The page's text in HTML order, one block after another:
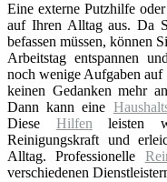
Eine externe Putzhilfe
auf Ihren Alltag aus. Da
befassen müssen, können
Arbeitstag entspannen
noch wenige Aufgaben
keinen Gedanken mehr
Dann kann eine
Diese Hilfenleisten
Reinigungskraft und
Alltag. Professionelle
verschiedenen